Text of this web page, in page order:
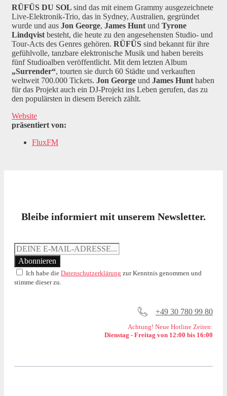
RÜFÜS DU SOL sind das mit einem Grammy ausgezeichnete
Live-Elektronik-Trio, das in Sydney, Australien, gegründet
wurde und aus Jon George, James Hunt und Tyrone
Lindqvist besteht, die heute zu den angesehensten Studio- und
Tour-Acts des Genres gehören. RÜFÜS sind bekannt für ihre
gefühlvolle, tanzbare elektronische Musik und haben bereits
fünf Studioalben veröffentlicht. Mit dem letzten Album
„Surrender“, tourten sie durch 60 Städte und verkauften
weltweit 700.000 Tickets. Jon George und James Hunt haben
für das Projekt auch ein DJ-Projekt ins Leben gerufen, das zu
den populärsten in diesem Bereich zählt.
Website
präsentiert von:
FluxFM
Bleibe informiert mit unserem Newsletter.
Ich habe die Datenschutzerklärung zur Kenntnis genommen und
stimme dieser zu.
+49 30 780 99 80
Achtung! Neue Hotline Zeiten:
Dienstag - Freitag von 12:00 bis 16:00